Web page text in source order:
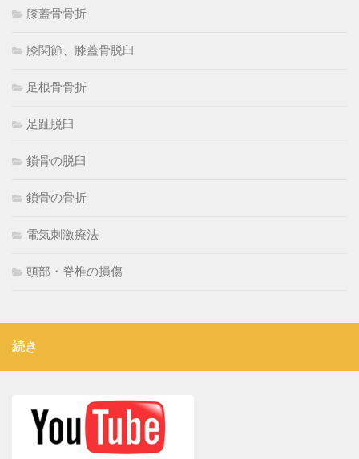
膝蓋骨骨折
膝関節、膝蓋骨脱臼
足根骨骨折
足趾脱臼
鎖骨の脱臼
鎖骨の骨折
電気刺激療法
頭部・脊椎の損傷
続き